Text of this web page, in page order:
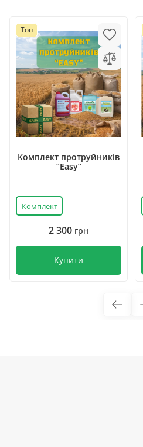
Топ
Комплект протруйників
“Easy”
Комплект
2 300 грн
Купити